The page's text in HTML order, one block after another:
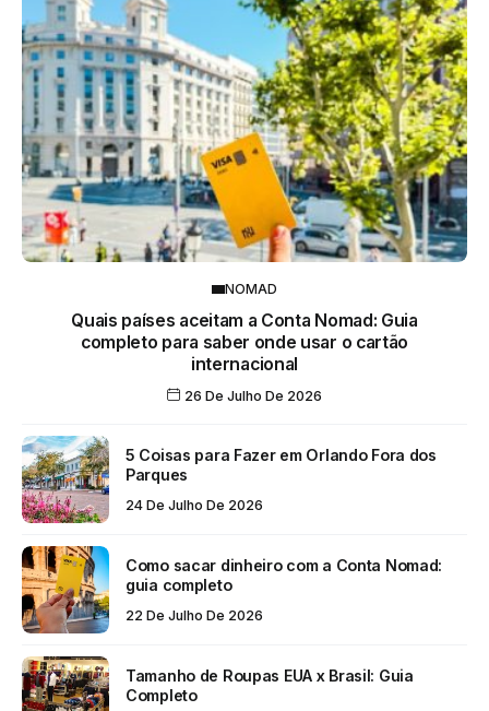
NOMAD
Quais países aceitam a Conta Nomad: Guia
completo para saber onde usar o cartão
internacional
26 De Julho De 2026
5 Coisas para Fazer em Orlando Fora dos
Parques
24 De Julho De 2026
Como sacar dinheiro com a Conta Nomad:
guia completo
22 De Julho De 2026
Tamanho de Roupas EUA x Brasil: Guia
Completo